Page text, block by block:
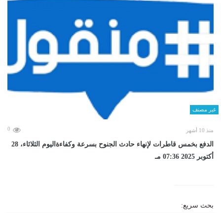
غير مصنف
منذ 10 أشهر 0
الدفع بخمس قاطرات لإنهاء حادث الجنوح بسرعة وكفاءةاليوم الثلاثاء، 28
أكتوبر 2025 07:36 مـ
بحث سريع: